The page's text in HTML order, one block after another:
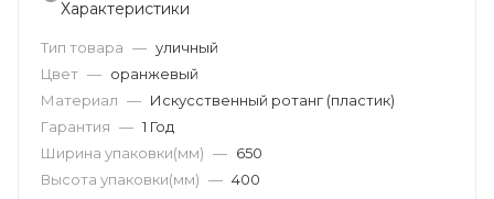
Характеристики
Тип товара — уличный
Цвет — оранжевый
Материал — Искусственный ротанг (пластик)
Гарантия — 1 Год
Ширина упаковки(мм) — 650
Высота упаковки(мм) — 400